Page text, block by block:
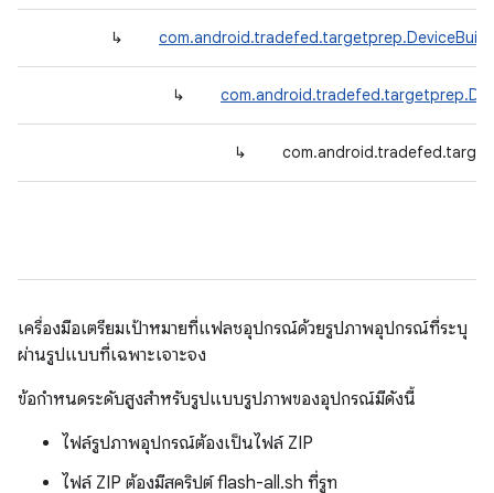
↳
↳
↳
เครื่องมือเตรียมเป้าหมายที่แฟลชอุปกรณ์ด้วยรูปภาพอุปกรณ์ที่ระบุ
ผ่านรูปแบบที่เฉพาะเจาะจง
ข้อกำหนดระดับสูงสำหรับรูปแบบรูปภาพของอุปกรณ์มีดังนี้
ไฟล์รูปภาพอุปกรณ์ต้องเป็นไฟล์ ZIP
ไฟล์ ZIP ต้องมีสคริปต์ flash-all.sh ที่รูท